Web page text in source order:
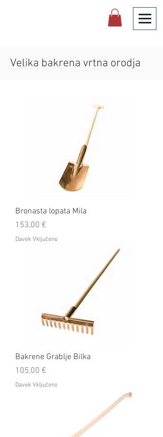
Velika bakrena vrtna orodja
Bronasta lopata Mila
Cena
153,00 €
Davek Vključeno
Bakrene Grablje Bilka
Cena
105,00 €
Davek Vključeno